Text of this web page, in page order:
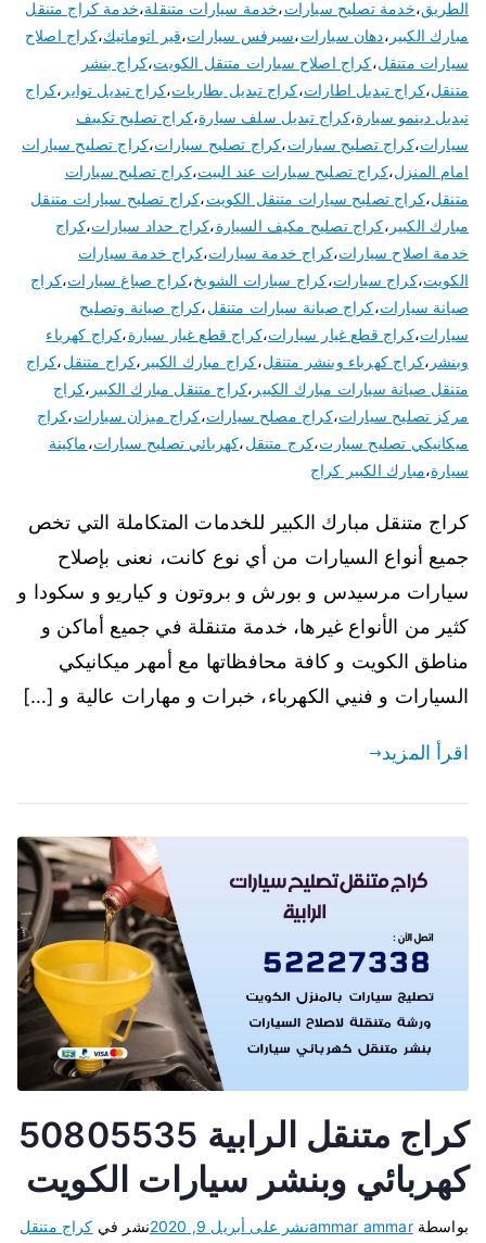
الطريق،خدمة تصليح سيارات،خدمة سيارات متنقلة،خدمة كراج متنقل
مبارك الكبير ،دهان سيارات،سيرفس سيارات،قير اتوماتيك،كراج اصلاح
سيارات متنقل،كراج اصلاح سيارات متنقل الكويت،كراج بنشر
متنقل،كراج تبديل اطارات،كراج تبديل بطاريات،كراج تبديل تواير ،كراج
تبديل دينمو سيارة،كراج تبديل سلف سيارة،كراج تصليح تكييف
سيارات،كراج تصليح سبارات،كراج تصليح سيارات،كراج تصليح سيارات
امام المنزل،كراج تصليح سيارات عند البيت،كراج تصليح سيارات
متنقل،كراج تصليح سيارات متنقل الكويت،كراج تصليح سيارات متنقل
مبارك الكبير ،كراج تصليح مكيف السيارة،كراج حداد سيارات،كراج
خدمة اصلاح سيارات،كراج خدمة سيارات،كراج خدمة سيارات
الكويت،كراج سيارات،كراج سيارات الشويخ،كراج صباغ سيارات،كراج
صيانة سيارات،كراج صيانة سيارات متنقل،كراج صيانة وتصليح
سيارات،كراج قطع غيار سيارات،كراج قطع غيار سيارة،كراج كهرباء
وبنشر ،كراج كهرباء وبنشر متنقل،كراج مبارك الكبير ،كراج متنقل،كراج
متنقل صيانة سيارات مبارك الكبير ،كراج متنقل مبارك الكبير ،كراج
مركز تصليح سيارات،كراج مصلح سيارات،كراج ميزان سيارات،كراج
ميكانيكي تصليح سيارت،كرج متنقل،كهربائي تصليح سيارات،ماكينة
سيارة،مبارك الكبير كراج
كراج متنقل مبارك الكبير للخدمات المتكاملة التي تخص
جميع أنواع السيارات من أي نوع كانت، نعنى بإصلاح
سيارات مرسيدس و بورش و بروتون و كياريو و سكودا و
كثير من الأنواع غيرها، خدمة متنقلة في جميع أماكن و
مناطق الكويت و كافة محافظاتها مع أمهر ميكانيكي
السيارات و فنيي الكهرباء، خبرات و مهارات عالية و […]
اقرأ المزيد
كراج متنقل الرابية 50805535
كهربائي وبنشر سيارات الكويت
بواسطةammar ammarنشر على أبريل 9, 2020 نشر في كراج متنقل